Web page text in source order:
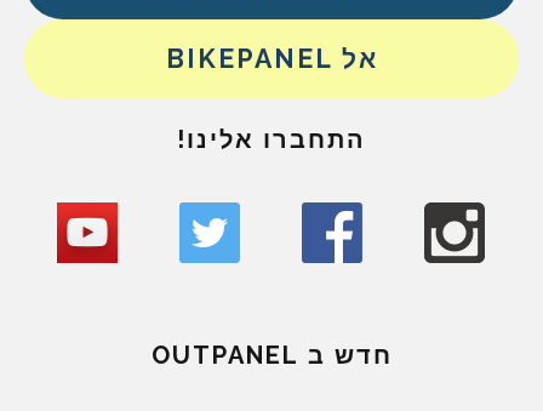
אל BIKEPANEL
התחברו אלינו!
חדש ב OUTPANEL